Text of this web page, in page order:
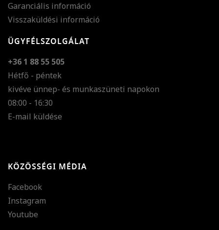
Garanciális információ
Visszaküldési információ
ÜGYFÉLSZOLGÁLAT
+36 1 88 55 505
Hétfő - péntek
kivéve ünnep- és munkaszüneti napokon
08:00 - 16:30
E-mail küldése
KÖZÖSSÉGI MÉDIA
Facebook
Instagram
Youtube